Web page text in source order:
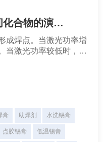
度迅速从200℃升至
是激光反射的快速上
你了解激光焊接金属间化合物的演变吗-深圳福英达
成焊点。当激光功率增
当激光功率较低时，热
很长时间才能克服表面
膏 助焊剂 水洗锡膏
点胶锡膏 低温锡膏